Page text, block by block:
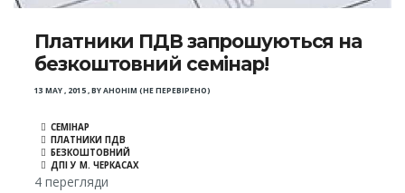
Платники ПДВ запрошуються на
безкоштовний семінар!
13 MAY , 2015,BYАНОНІМ (НЕ ПЕРЕВІРЕНО)
СЕМІНАР
ПЛАТНИКИ ПДВ
БЕЗКОШТОВНИЙ
ДПІ У М. ЧЕРКАСАХ
4 перегляди